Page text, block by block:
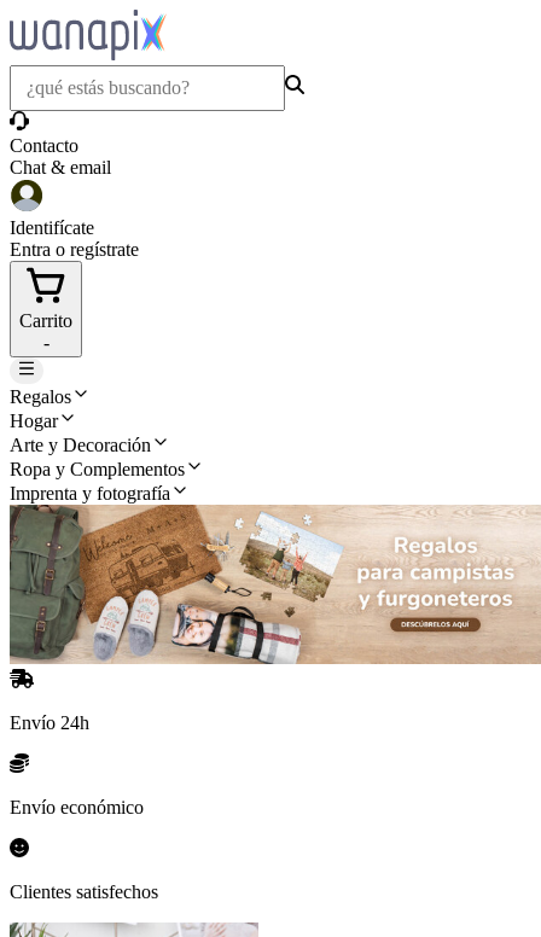
Contacto
Chat & email
Identifícate
Entra o regístrate
Carrito
-
Regalos
Hogar
Arte y Decoración
Ropa y Complementos
Imprenta y fotografía
Envío 24h
Envío económico
Clientes satisfechos